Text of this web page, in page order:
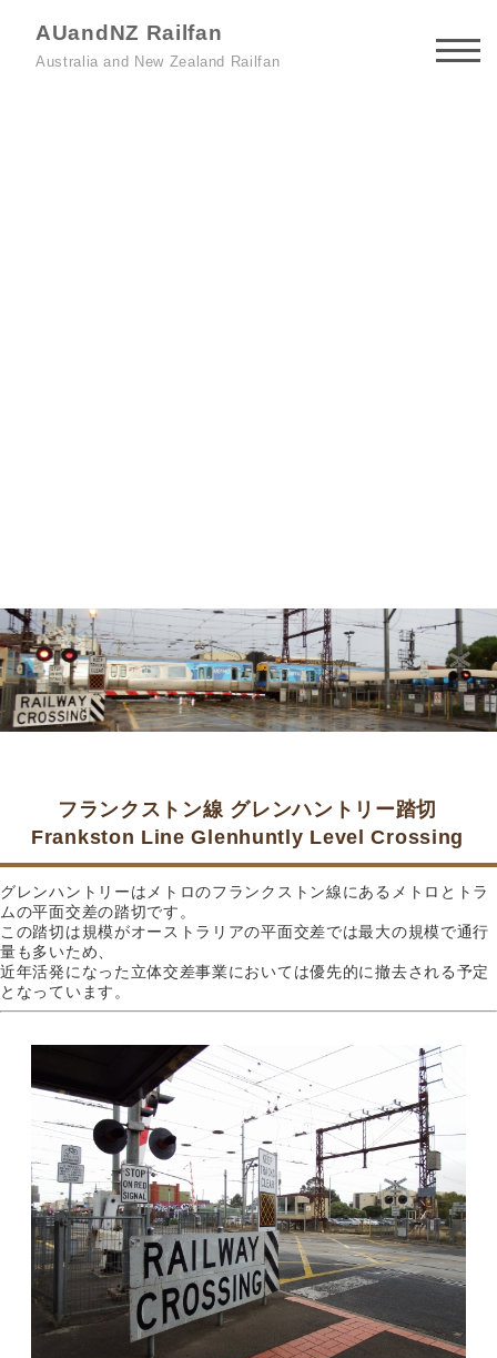
AUandNZ Railfan
Australia and New Zealand Railfan
フランクストン線 グレンハントリー踏切
Frankston Line Glenhuntly Level Crossing
グレンハントリーはメトロのフランクストン線にあるメトロとトラ
ムの平面交差の踏切です。
この踏切は規模がオーストラリアの平面交差では最大の規模で通行
量も多いため、
近年活発になった立体交差事業においては優先的に撤去される予定
となっています。